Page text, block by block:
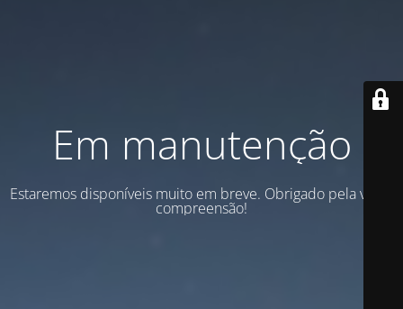
Em manutenção
Estaremos disponíveis muito em breve. Obrigado pela vossa
compreensão!